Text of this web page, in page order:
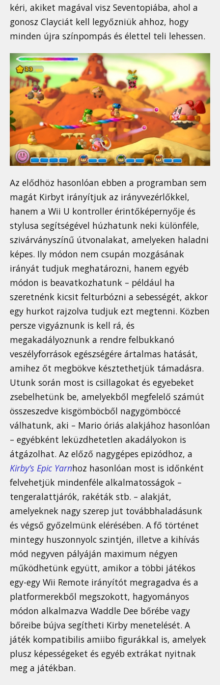
kéri, akiket magával visz Seventopiába, ahol a
gonosz Clayciát kell legyőzniük ahhoz, hogy
minden újra színpompás és élettel teli lehessen.
Az elődhöz hasonlóan ebben a programban sem
magát Kirbyt irányítjuk az irányvezérlőkkel,
hanem a Wii U kontroller érintőképernyője és
stylusa segítségével húzhatunk neki különféle,
szivárványszínű útvonalakat, amelyeken haladni
képes. Ily módon nem csupán mozgásának
irányát tudjuk meghatározni, hanem egyéb
módon is beavatkozhatunk – például ha
szeretnénk kicsit felturbózni a sebességét, akkor
egy hurkot rajzolva tudjuk ezt megtenni. Közben
persze vigyáznunk is kell rá, és
megakadályoznunk a rendre felbukkanó
veszélyforrások egészségére ártalmas hatását,
amihez őt megbökve késztethetjük támadásra.
Utunk során most is csillagokat és egyebeket
zsebelhetünk be, amelyekből megfelelő számút
összeszedve kisgömböcből nagygömböccé
válhatunk, aki – Mario óriás alakjához hasonlóan
– egyébként leküzdhetetlen akadályokon is
átgázolhat. Az előző nagygépes epizódhoz, a
Kirby’s Epic Yarnhoz hasonlóan most is időnként
felvehetjük mindenféle alkalmatosságok –
tengeralattjárók, rakéták stb. – alakját,
amelyeknek nagy szerep jut továbbhaladásunk
és végső győzelmünk elérésében. A fő történet
mintegy huszonnyolc szintjén, illetve a kihívás
mód negyven pályáján maximum négyen
működhetünk együtt, amikor a többi játékos
egy-egy Wii Remote irányítót megragadva és a
platformerekből megszokott, hagyományos
módon alkalmazva Waddle Dee bőrébe vagy
bőreibe bújva segítheti Kirby menetelését. A
játék kompatibilis amiibo figurákkal is, amelyek
plusz képességeket és egyéb extrákat nyitnak
meg a játékban.